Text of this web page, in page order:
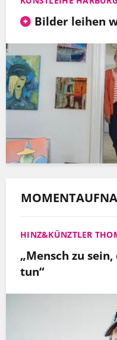
Bilder leihen
HINZ&KÜNZTLER
„Mensch zu
tun“